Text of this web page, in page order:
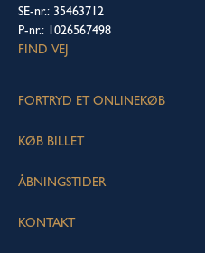
SE-nr.: 35463712
P-nr.: 1026567498
FIND VEJ
FORTRYD ET ONLINEKØB
KØB BILLET
ÅBNINGSTIDER
KONTAKT